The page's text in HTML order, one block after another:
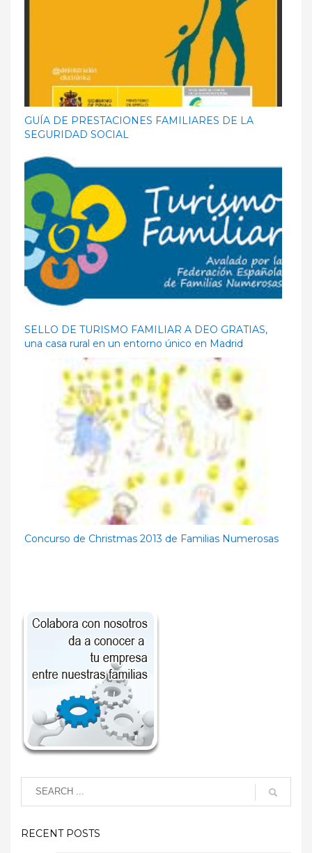
GUÍA DE PRESTACIONES FAMILIARES DE LA
SEGURIDAD SOCIAL
SELLO DE TURISMO FAMILIAR A DEO GRATIAS,
una casa rural en un entorno único en Madrid
Concurso de Christmas 2013 de Familias Numerosas
RECENT POSTS